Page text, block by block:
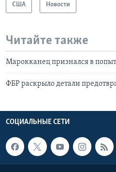
США Новости
Читайте также
Марокканец признался в
ФБР раскрыло детали
СОЦИАЛЬНЫЕ СЕТИ